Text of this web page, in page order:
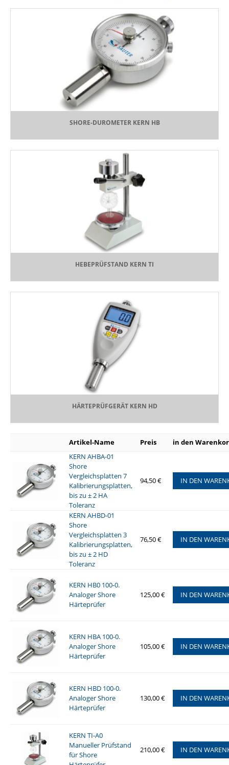
SHORE-DUROMETER KERN HB
HEBEPRÜFSTAND KERN TI
HÄRTEPRÜFGERÄT KERN HD
Artikel-Name Preis
in den
KERN AHBA-01
Shore
Vergleichsplatten 7
Kalibrierungsplatten,
bis zu ± 2 HA
Toleranz
94,50 € IN DEN
KERN AHBD-01
Shore
Vergleichsplatten 3
Kalibrierungsplatten,
bis zu ± 2 HD
Toleranz
76,50 € IN DEN
KERN HB0 100-0.
Analoger Shore
Härteprüfer
125,00 € IN DEN
KERN HBA 100-0.
Analoger Shore
Härteprüfer
105,00 € IN DEN
KERN HBD 100-0.
Analoger Shore
Härteprüfer
130,00 € IN DEN
KERN TI-A0
Manueller Prüfstand
für Shore
210,00 € IN DEN